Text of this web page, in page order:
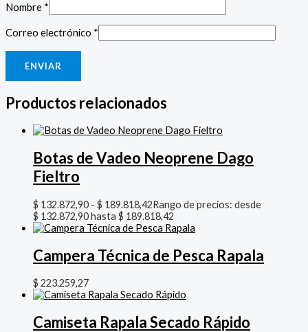
Nombre *
Correo electrónico *
Productos relacionados
Botas de Vadeo Neoprene Dago
Fieltro
$ 132.872,90 - $ 189.818,42Rango de precios: desde
$ 132.872,90 hasta $ 189.818,42
Campera Técnica de Pesca Rapala
$ 223.259,27
Camiseta Rapala Secado Rápido